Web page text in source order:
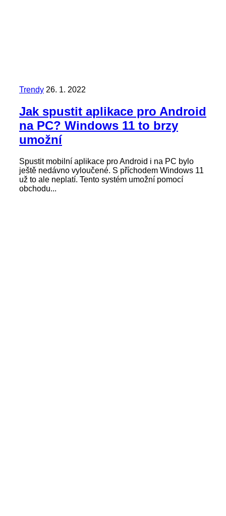
Trendy 26. 1. 2022
Jak spustit aplikace pro Android
na PC? Windows 11 to brzy
umožní
Spustit mobilní aplikace pro Android i na PC bylo
ještě nedávno vyloučené. S příchodem Windows 11
už to ale neplatí. Tento systém umožní pomocí
obchodu...